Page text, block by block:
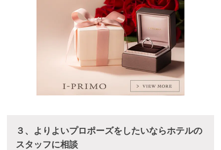
３、よりよいプロポーズをしたいならホテルの
スタッフに相談